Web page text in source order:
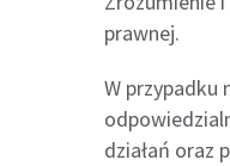
prawnej.
W przypadku
działań oraz